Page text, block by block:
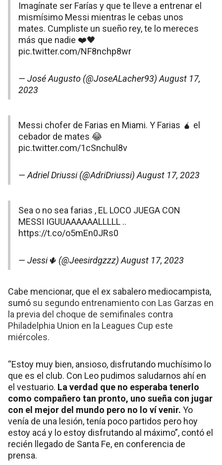
Imagínate ser Farías y que te lleve a entrenar el
mismísimo Messi mientras le cebas unos
mates. Cumpliste un sueño rey, te lo mereces
más que nadie ❤️🖤
pic.twitter.com/NF8nchp8wr
— José Augusto (@JoseALacher93) August 17,
2023
Messi chofer de Farias en Miami. Y Farias 🧉 el
cebador de mates 😂
pic.twitter.com/1cSnchul8v
— Adriel Driussi (@AdriDriussi) August 17, 2023
Sea o no sea farias , EL LOCO JUEGA CON
MESSI IGUUAAAAAALLLLL ..
https://t.co/o5mEn0JRs0
— Jessi🌵 (@Jeesirdgzzz) August 17, 2023
Cabe mencionar, que el ex sabalero mediocampista,
sumó su segundo entrenamiento con Las Garzas en
la previa del choque de semifinales contra
Philadelphia Union en la Leagues Cup este
miércoles.
“Estoy muy bien, ansioso, disfrutando muchísimo lo
que es el club. Con Leo pudimos saludarnos ahí en
el vestuario. La verdad que no esperaba tenerlo
como compañero tan pronto, uno sueña con jugar
con el mejor del mundo pero no lo ví venir. Yo
venía de una lesión, tenía poco partidos pero hoy
estoy acá y lo estoy disfrutando al máximo”, contó el
recién llegado de Santa Fe, en conferencia de
prensa.